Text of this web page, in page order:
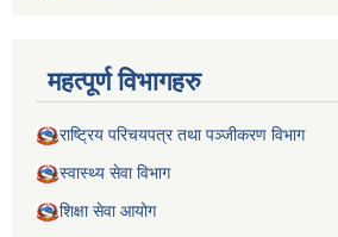
महत्पूर्ण विभागहरु
राष्ट्रिय परिचयपत्र तथा पञ्जीकरण विभाग
स्वास्थ्य सेवा विभाग
शिक्षा सेवा आयोग